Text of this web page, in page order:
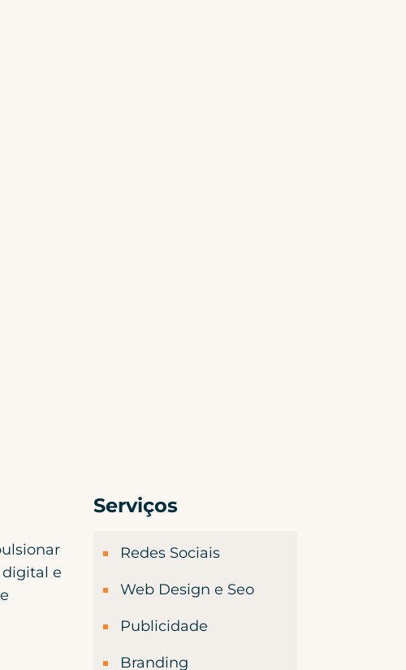
digital e
Serviços
Redes Sociais
Web Design e Seo
Publicidade
Branding